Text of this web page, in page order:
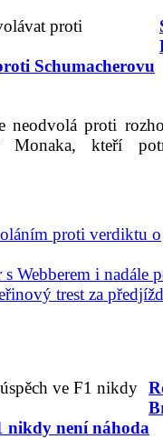
Schumacherovu
neodvolá proti
kteří
proti verdiktu o
Webberem i nadále
trest za
nikdy není náhoda